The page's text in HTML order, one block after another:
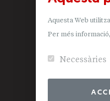
Aquesta Web
Per més
Necessàries